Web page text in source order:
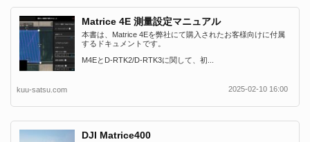
Matrice 4E 測量設定マニュアル
本書は、Matrice 4Eを弊社にて購入されたお客様向けに付属
するドキュメントです。
M4EとD-RTK2/D-RTK3に関して、初...
kuu-satsu.com 2025-02-10 16:00
DJI Matrice400